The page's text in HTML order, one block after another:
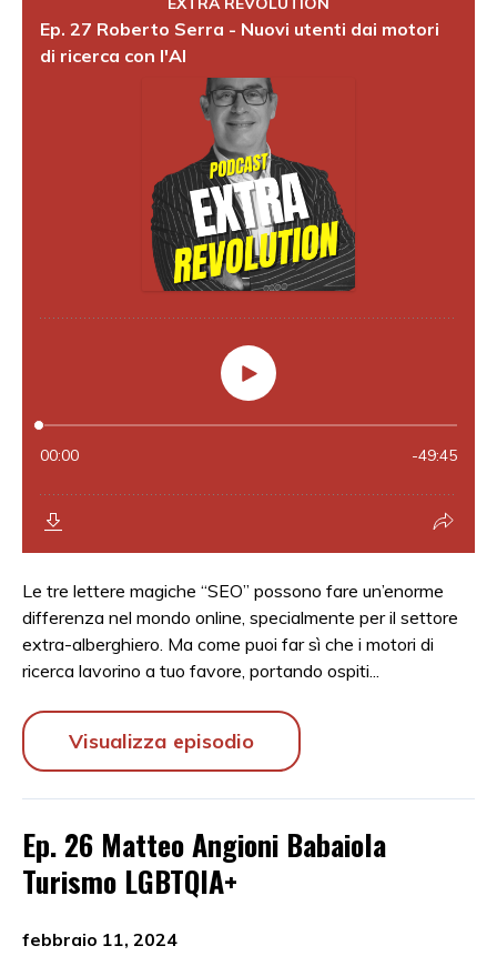
Le tre lettere magiche “SEO” possono fare un’enorme
differenza nel mondo online, specialmente per il settore
extra-alberghiero. Ma come puoi far sì che i motori di
ricerca lavorino a tuo favore, portando ospiti...
Visualizza episodio
Ep. 26 Matteo Angioni Babaiola
Turismo LGBTQIA+
febbraio 11, 2024